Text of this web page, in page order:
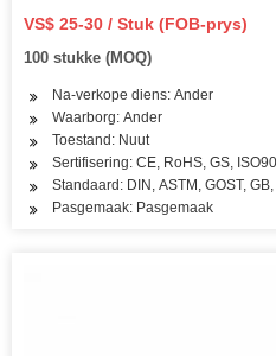
Aluminium Onderdele
VS$ 25-30 / Stuk (FOB-prys)
100 stukke (MOQ)
Na-verkope diens: Ander
Waarborg: Ander
Toestand: Nuut
Sertifisering: CE, RoHS, GS,
Standaard: DIN, ASTM, GOST, GB,
Pasgemaak: Pasgemaak